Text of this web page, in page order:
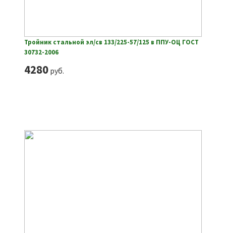
Тройник стальной эл/св 133/225-57/125 в ППУ-ОЦ ГОСТ
30732-2006
4280руб.